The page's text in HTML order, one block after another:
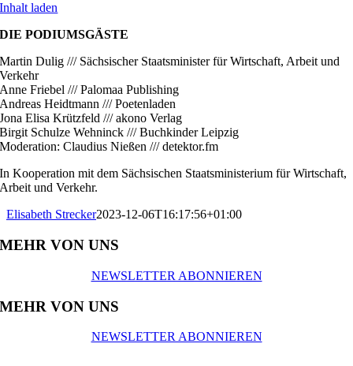
Inhalt laden
DIE PODIUMSGÄSTE
Martin Dulig /// Sächsischer Staatsminister für Wirtschaft, Arbeit und
Verkehr
Anne Friebel /// Palomaa Publishing
Andreas Heidtmann /// Poetenladen
Jona Elisa Krützfeld /// akono Verlag
Birgit Schulze Wehninck /// Buchkinder Leipzig
Moderation: Claudius Nießen /// detektor.fm
In Kooperation mit dem Sächsischen Staatsministerium für Wirtschaft,
Arbeit und Verkehr.
Elisabeth Strecker2023-12-06T16:17:56+01:00
MEHR VON UNS
NEWSLETTER ABONNIEREN
MEHR VON UNS
NEWSLETTER ABONNIEREN